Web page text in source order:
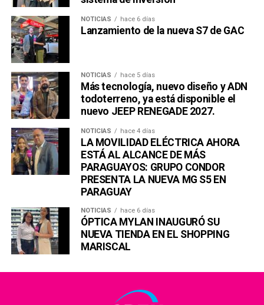
NOTICIAS hace 6 días
Lanzamiento de la nueva S7 de GAC
NOTICIAS hace 5 días
Más tecnología, nuevo diseño y ADN
todoterreno, ya está disponible el
nuevo JEEP RENEGADE 2027.
NOTICIAS hace 4 días
LA MOVILIDAD ELÉCTRICA AHORA
ESTÁ AL ALCANCE DE MÁS
PARAGUAYOS: GRUPO CONDOR
PRESENTA LA NUEVA MG S5 EN
PARAGUAY
NOTICIAS hace 6 días
ÓPTICA MYLAN INAUGURÓ SU
NUEVA TIENDA EN EL SHOPPING
MARISCAL